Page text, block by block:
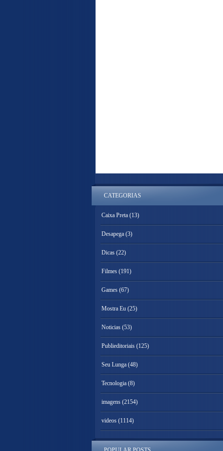
CATEGORIAS
Caixa Preta (13)
Desapega (3)
Dicas (22)
Filmes (191)
Games (67)
Mostra Eu (25)
Noticias (53)
Publieditoriais (125)
Seu Lunga (48)
Tecnologia (8)
imagens (2154)
videos (1114)